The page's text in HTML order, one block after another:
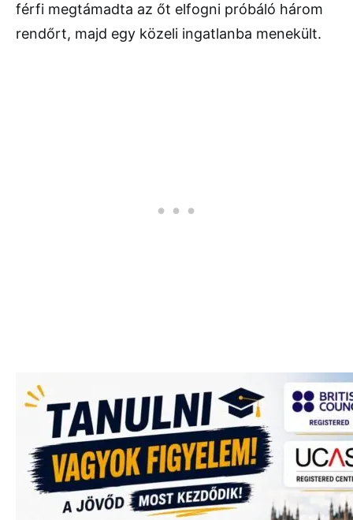
férfi megtámadta az őt elfogni próbáló három
rendőrt, majd egy közeli ingatlanba menekült.